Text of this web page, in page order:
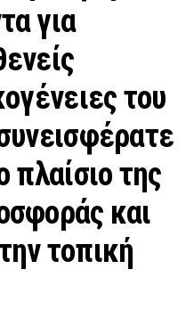
για
του
πλαίσιο της
και
τοπική